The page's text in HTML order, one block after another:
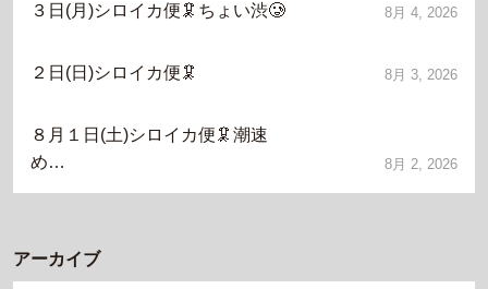
３日(月)シロイカ便🦑ちょい渋🥲 8月 4, 2026
２日(日)シロイカ便🦑 8月 3, 2026
８月１日(土)シロイカ便🦑潮速
め…
8月 2, 2026
アーカイブ